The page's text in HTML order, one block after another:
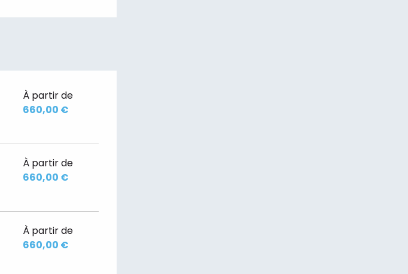
À partir de
660,00 €
À partir de
660,00 €
À partir de
660,00 €